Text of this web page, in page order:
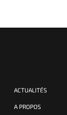
ACTUALITÉS
A PROPOS